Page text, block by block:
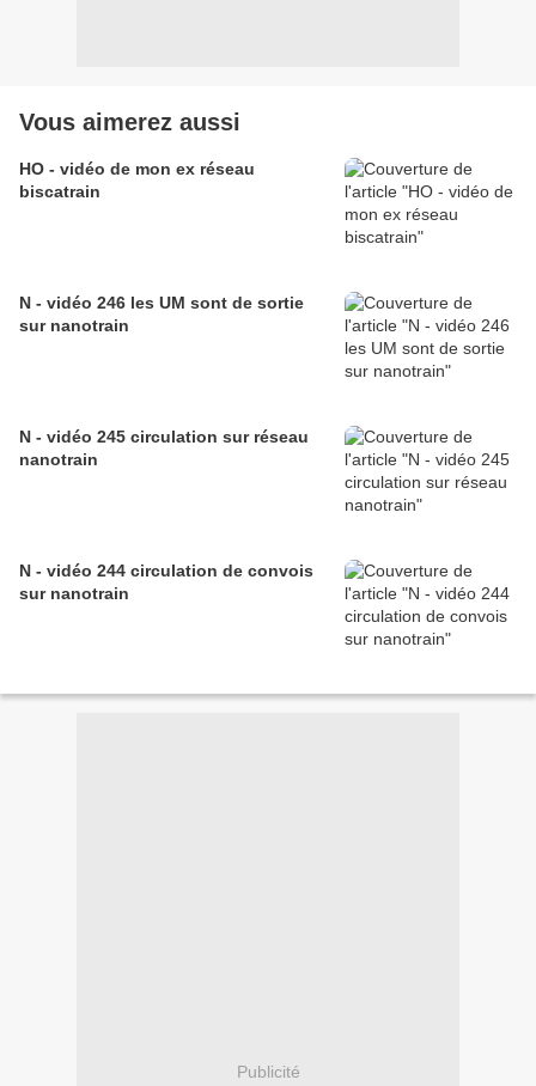
Vous aimerez aussi
HO - vidéo de mon ex réseau
biscatrain
N - vidéo 246 les UM sont de sortie
sur nanotrain
N - vidéo 245 circulation sur réseau
nanotrain
N - vidéo 244 circulation de convois
sur nanotrain
Publicité